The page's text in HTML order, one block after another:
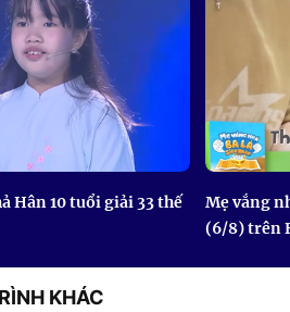
Hân 10 tuổi giải 33 thế
Mẹ vắng
(6/8) trên
KHÁC